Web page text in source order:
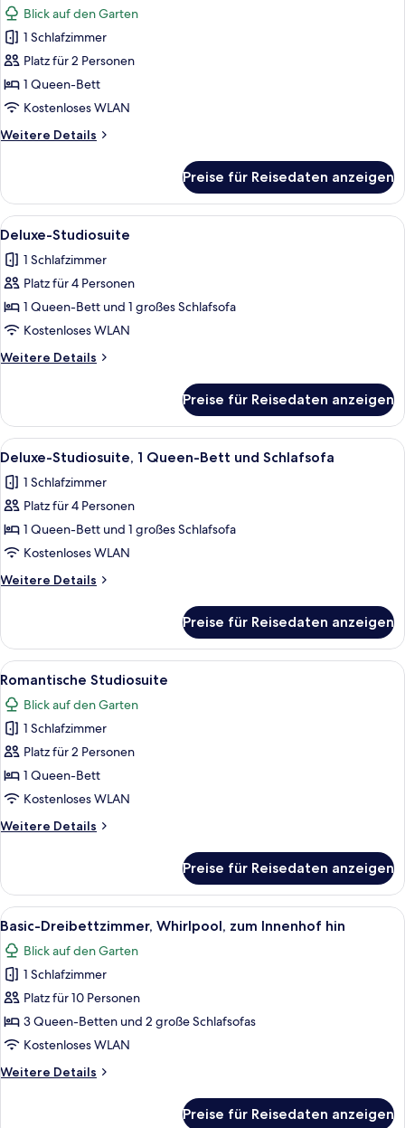
für
Premium-
Studiosuite
anzeigen
Blick auf den Garten
1 Schlafzimmer
Platz für 2 Personen
1 Queen-Bett
Kostenloses WLAN
Weitere Details
Weitere
Studiosuite
Preise für Reisedaten anzeigen
Alle
Fotos
für
Deluxe-
Studiosuite
anzeigen
Ein gemütliches Blockhäuschen im
10
Deluxe-Studiosuite
1 Schlafzimmer
Platz für 4 Personen
1 Queen-Bett und 1 großes Schlafsofa
Kostenloses WLAN
Weitere Details
Weitere
Studiosuite
Preise für Reisedaten anzeigen
Alle
Fotos
für
Deluxe-
Studiosuite,
1 Queen-
Bett
und
anzeigen
Ein Schlafzimmer mit einem
14
Deluxe-Studiosuite, 1 Queen-Bett und Schlafsofa
1 Schlafzimmer
Platz für 4 Personen
1 Queen-Bett und 1 großes Schlafsofa
Kostenloses WLAN
Weitere Details
Weitere
Studiosuite,
1 Queen-
Bett
und
Schlafsofa
Preise für Reisedaten anzeigen
Alle
Fotos
für
Romantische
Studiosuite
anzeigen
Ein gemütliches Schlafzimmer mit
15
Romantische Studiosuite
Blick auf den Garten
1 Schlafzimmer
Platz für 2 Personen
1 Queen-Bett
Kostenloses WLAN
Weitere Details
Weitere
Studiosuite
Preise für Reisedaten anzeigen
Alle
Fotos
für
Basic-
Dreibettzimmer,
Whirlpool,
zum
hin
Ein rustikales, zweistöckiges
16
Basic-Dreibettzimmer, Whirlpool, zum Innenhof hin
Blick auf den Garten
1 Schlafzimmer
Platz für 10 Personen
3 Queen-Betten und 2 große Schlafsofas
Kostenloses WLAN
Weitere Details
Weitere
Preise für Reisedaten anzeigen